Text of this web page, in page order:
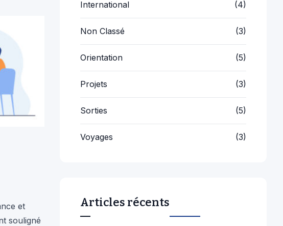
et
souligné
International (4)
Non Classé (3)
Orientation (5)
Projets (3)
Sorties (5)
Voyages (3)
Articles récents